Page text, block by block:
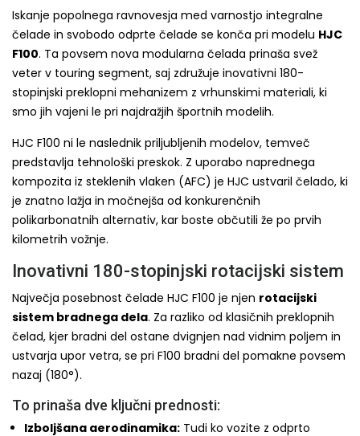
Iskanje popolnega ravnovesja med varnostjo integralne
čelade in svobodo odprte čelade se konča pri modelu HJC
F100. Ta povsem nova modularna čelada prinaša svež
veter v touring segment, saj združuje inovativni 180-
stopinjski preklopni mehanizem z vrhunskimi materiali, ki
smo jih vajeni le pri najdražjih športnih modelih.
HJC F100 ni le naslednik priljubljenih modelov, temveč
predstavlja tehnološki preskok. Z uporabo naprednega
kompozita iz steklenih vlaken (AFC) je HJC ustvaril čelado, ki
je znatno lažja in močnejša od konkurenčnih
polikarbonatnih alternativ, kar boste občutili že po prvih
kilometrih vožnje.
Inovativni 180-stopinjski rotacijski sistem
Največja posebnost čelade HJC F100 je njen rotacijski
sistem bradnega dela. Za razliko od klasičnih preklopnih
čelad, kjer bradni del ostane dvignjen nad vidnim poljem in
ustvarja upor vetra, se pri F100 bradni del pomakne povsem
nazaj (180°).
To prinaša dve ključni prednosti:
Izboljšana aerodinamika: Tudi ko vozite z odprto